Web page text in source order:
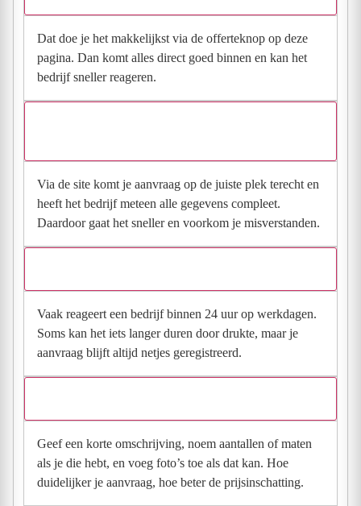
Dat doe je het makkelijkst via de offerteknop op deze
pagina. Dan komt alles direct goed binnen en kan het
bedrijf sneller reageren.
Via de site komt je aanvraag op de juiste plek terecht en
heeft het bedrijf meteen alle gegevens compleet.
Daardoor gaat het sneller en voorkom je misverstanden.
Vaak reageert een bedrijf binnen 24 uur op werkdagen.
Soms kan het iets langer duren door drukte, maar je
aanvraag blijft altijd netjes geregistreerd.
Geef een korte omschrijving, noem aantallen of maten
als je die hebt, en voeg foto’s toe als dat kan. Hoe
duidelijker je aanvraag, hoe beter de prijsinschatting.